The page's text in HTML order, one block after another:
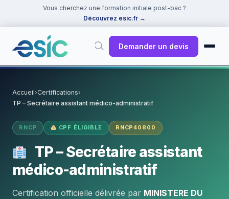
Vous cherchez une formation initiale post-bac ?
Découvrez esic.fr →
Demander un devis
Docker
Accueil›Certifications›
TP – Secrétaire assistant médico-administratif
RNCP CPF ÉLIGIBLE RNCP40800
TP – Secrétaire assistant
médico-administratif
Certification officielle délivrée par MINISTERE DU